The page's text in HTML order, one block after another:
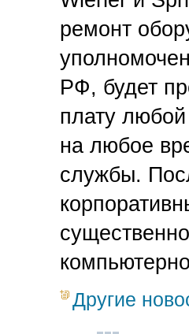
ремонт
РФ, будет
плату любой
на любое
службы.
Другие